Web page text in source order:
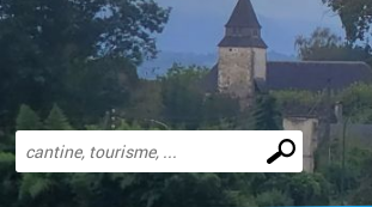
Effectuer
une
recherche